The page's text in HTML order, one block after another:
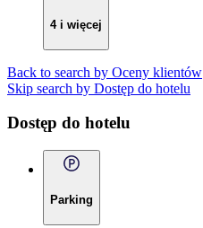
4 i więcej
Back to search by Oceny klientów
Skip search by Dostęp do hotelu
Dostęp do hotelu
Parking